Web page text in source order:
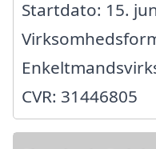
Startdato: 15.
CVR: 31446805